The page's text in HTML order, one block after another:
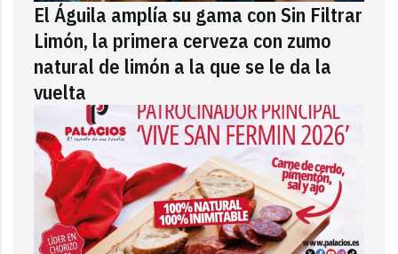
El Águila amplía su gama con Sin Filtrar
Limón, la primera cerveza con zumo
natural de limón a la que se le da la
vuelta